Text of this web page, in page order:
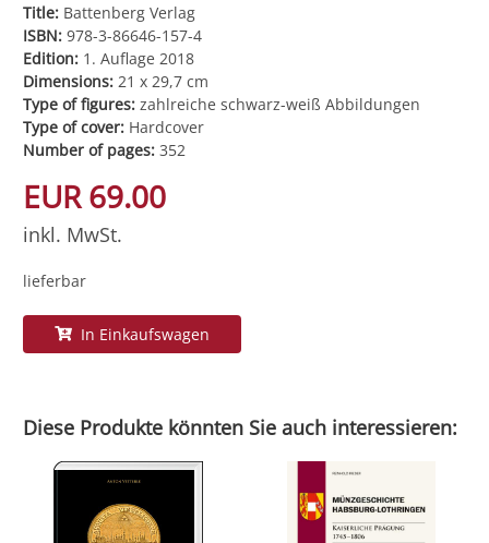
Title: Battenberg Verlag
ISBN: 978-3-86646-157-4
Edition: 1. Auflage 2018
Dimensions: 21 x 29,7 cm
Type of figures: zahlreiche schwarz-weiß Abbildungen
Type of cover: Hardcover
Number of pages: 352
EUR 69.00
inkl. MwSt.
lieferbar
In Einkaufswagen
Diese Produkte könnten Sie auch interessieren: